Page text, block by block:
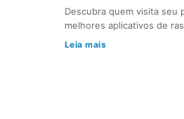
Descubra quem visita seu
melhores aplicativos de
Leia mais